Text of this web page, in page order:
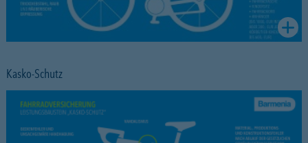
Kasko-Schutz